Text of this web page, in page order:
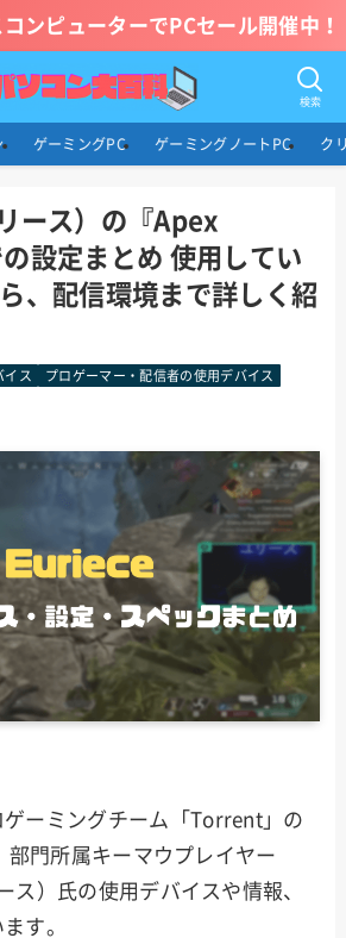
ンピューターでPCセール開催中！
検索
ゲーミングPC ゲーミングノートPC ク
ース）の『Apex
設定まとめ 使用してい
、配信環境まで詳しく紹
イス プロゲーマー・配信者の使用デバイス
ゲーミングチーム「Torrent」の
部門所属キーマウプレイヤー
ス）氏の使用デバイスや情報、
す。